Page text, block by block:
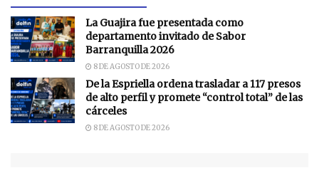
La Guajira fue presentada como
departamento invitado de Sabor
Barranquilla 2026
8 DE AGOSTO DE 2026
De la Espriella ordena trasladar a 117 presos
de alto perfil y promete “control total” de las
cárceles
8 DE AGOSTO DE 2026